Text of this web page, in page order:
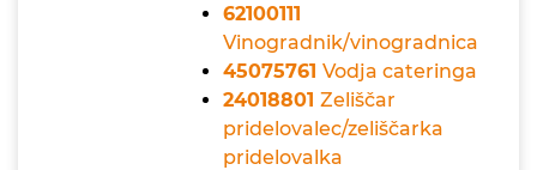
62100111
Vinogradnik/vinogradnica
45075761 Vodja cateringa
24018801 Zeliščar
pridelovalec/zeliščarka
pridelovalka